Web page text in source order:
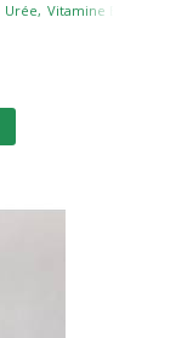
Urée Vitamine E